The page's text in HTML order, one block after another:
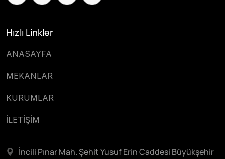
Hızlı Linkler
ANASAYFA
MEKANLAR
KURUMLAR
İLETİŞİM
İncili Pınar Mah. Şehit Yusuf Erin Caddesi Büyükşehir